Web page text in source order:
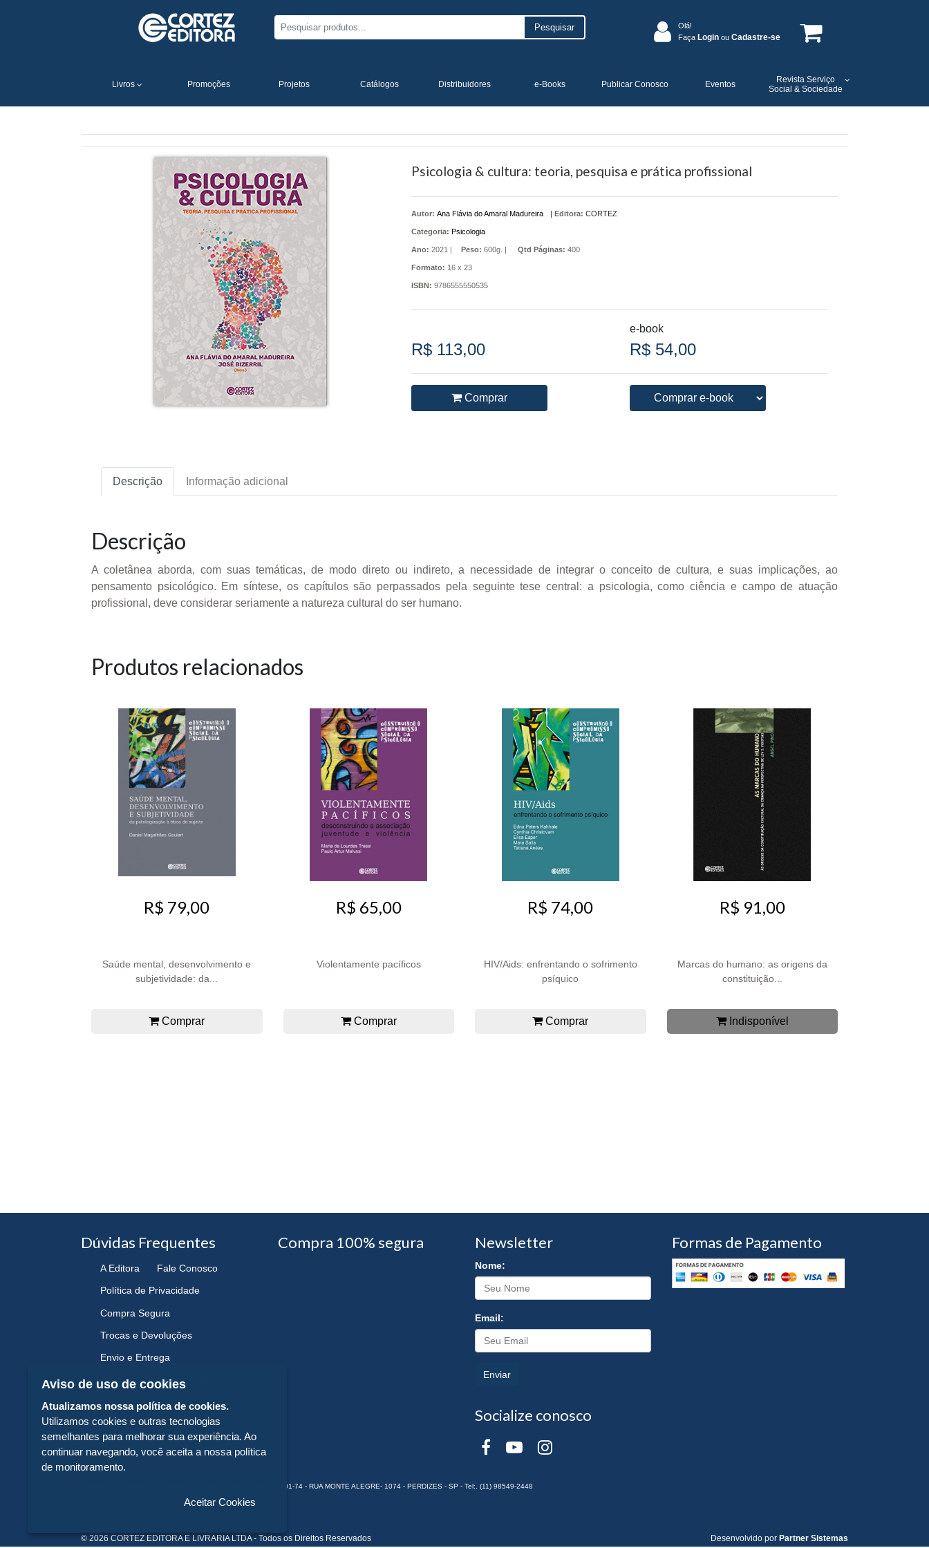
Pesquisar
Olá!
Faça Login ou Cadastre-se
Livros Promoções Projetos Catálogos Distribuidores e-Books Publicar Conosco Eventos
Revista Serviço
Social & Sociedade
Psicologia & cultura: teoria, pesquisa e prática profissional
Autor: Ana Flávia do Amaral Madureira | Editora: CORTEZ
Categoria: Psicologia
Ano: 2021 | Peso: 600g. | Qtd Páginas: 400
Formato: 16 x 23
ISBN: 9786555550535
e-book
R$ 113,00 R$ 54,00
Comprar
Descrição Informação adicional
Descrição
A coletânea aborda, com suas temáticas, de modo direto ou indireto, a necessidade de integrar o conceito de cultura, e suas implicações, ao
pensamento psicológico. Em síntese, os capítulos são perpassados pela seguinte tese central: a psicologia, como ciência e campo de atuação
profissional, deve considerar seriamente a natureza cultural do ser humano.
Produtos relacionados
R$ 79,00
Saúde mental, desenvolvimento e
subjetividade: da...
Comprar
R$ 65,00
Violentamente pacíficos
Comprar
R$ 74,00
HIV/Aids: enfrentando o sofrimento
psíquico
Comprar
R$ 91,00
Marcas do humano: as origens da
constituição...
Indisponível
Dúvidas Frequentes
A Editora Fale Conosco
Política de Privacidade
Compra Segura
Trocas e Devoluções
Envio e Entrega
Navegando e Comprando
Compra 100% segura Newsletter
Nome:
Email:
Enviar
Socialize conosco
Formas de Pagamento
CORTEZ EDITORA E LIVRARIA LTDA - CNPJ n° 43.003.409/0001-74 - RUA MONTE ALEGRE- 1074 - PERDIZES - SP - Tel:. (11) 98549-2448
© 2026 CORTEZ EDITORA E LIVRARIA LTDA - Todos os Direitos Reservados Desenvolvido por Partner Sistemas
Aviso de uso de cookies
Atualizamos nossa política de cookies.
Utilizamos cookies e outras tecnologias
semelhantes para melhorar sua experiência. Ao
continuar navegando, você aceita a nossa política
de monitoramento.
Aceitar Cookies